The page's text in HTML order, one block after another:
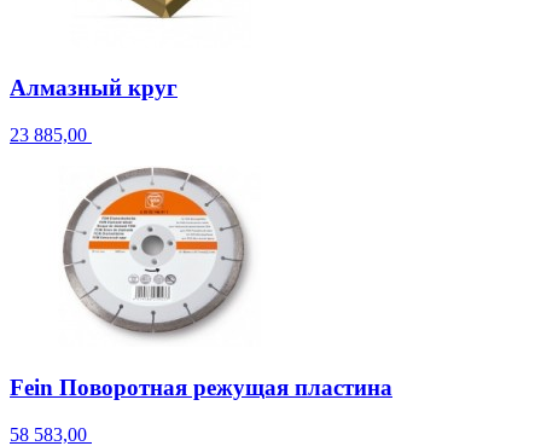
Алмазный круг
23 885,00
Fein Поворотная режущая пластина
58 583,00